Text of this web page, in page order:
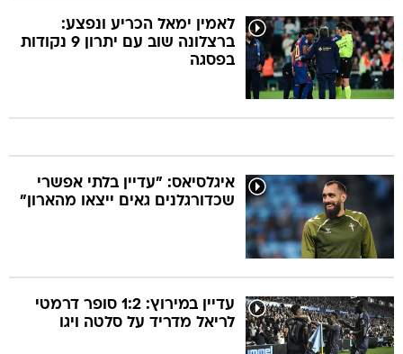
לאמין ימאל הכריע ונפצע:
ברצלונה שוב עם יתרון 9 נקודות
בפסגה
איגלסיאס: "עדיין בלתי אפשרי
שכדורגלנים גאים ייצאו מהארון"
עדיין במירוץ: 1:2 סופר דרמטי
לריאל מדריד על סלטה ויגו